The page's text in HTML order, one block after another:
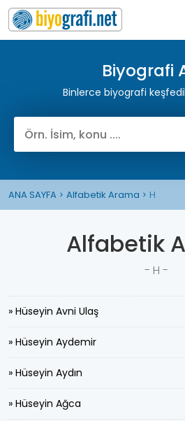
Biyografi
Binlerce biyografi
ANA SAYFA Alfabetik Arama H
Alfabetik
- H -
» Hüseyin Avni Ulaş
» Hüseyin Aydemir
» Hüseyin Aydın
» Hüseyin Ağca